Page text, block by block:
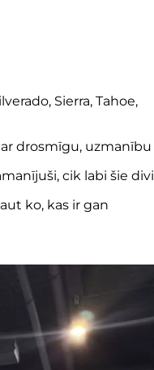
Sierra, Tahoe,
drosmīgu, uzmanību
cik labi šie divi
ko, kas ir gan